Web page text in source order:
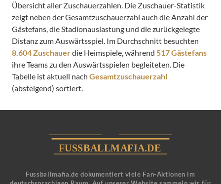
Übersicht aller Zuschauerzahlen. Die Zuschauer-Statistik
zeigt neben der Gesamtzuschauerzahl auch die Anzahl der
Gästefans, die Stadionauslastung und die zurückgelegte
Distanz zum Auswärtsspiel. Im Durchschnitt besuchten
8.604 Zuschauerdie Heimspiele, während 517 Gästefans
ihre Teams zu den Auswärtsspielen begleiteten. Die
Tabelle ist aktuell nach Gesamtzuschauerzahl
(absteigend) sortiert.
Fussballmafia.de dokumentiert viele Fan-Aktionen im